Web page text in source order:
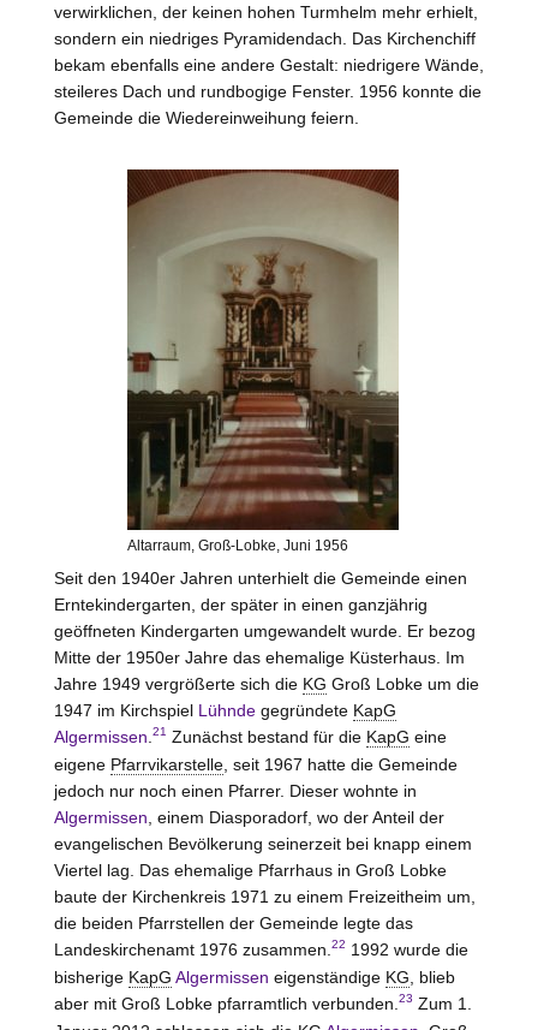
verwirklichen, der keinen hohen Turmhelm mehr erhielt,
sondern ein niedriges Pyramidendach. Das Kirchenchiff
bekam ebenfalls eine andere Gestalt: niedrigere Wände,
steileres Dach und rundbogige Fenster. 1956 konnte die
Gemeinde die Wiedereinweihung feiern.
Altarraum, Groß-Lobke, Juni 1956
Seit den 1940er Jahren unterhielt die Gemeinde einen
Erntekindergarten, der später in einen ganzjährig
geöffneten Kindergarten umgewandelt wurde. Er bezog
Mitte der 1950er Jahre das ehemalige Küsterhaus. Im
Jahre 1949 vergrößerte sich die KG Groß Lobke um die
1947 im Kirchspiel Lühndegegründete KapG
Algermissen 21 Zunächst bestand für die KapG eine
eigene Pfarrvikarstelle, seit 1967 hatte die Gemeinde
jedoch nur noch einen Pfarrer. Dieser wohnte in
Algermissen , einem Diasporadorf, wo der Anteil der
evangelischen Bevölkerung seinerzeit bei knapp einem
Viertel lag. Das ehemalige Pfarrhaus in Groß Lobke
baute der Kirchenkreis 1971 zu einem Freizeitheim um,
die beiden Pfarrstellen der Gemeinde legte das
Landeskirchenamt 1976 zusammen. 22 1992 wurde die
bisherige KapG Algermissen eigenständige KG , blieb
aber mit Groß Lobke pfarramtlich verbunden. 23 Zum 1.